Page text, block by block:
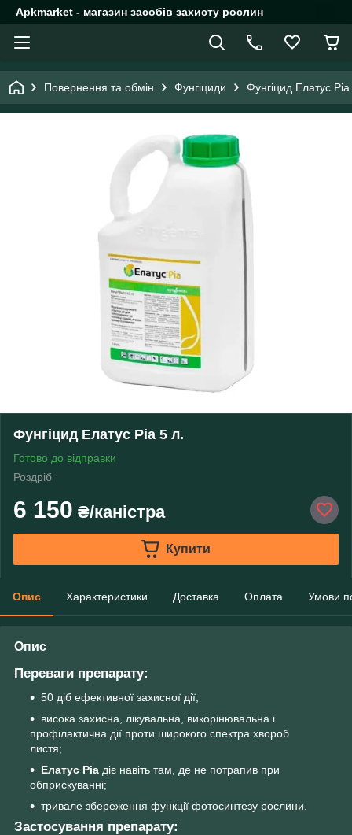
Apkmarket - магазин засобів захисту рослин
Повернення та обмін Фунгіциди Фунгіцид Елатус
Фунгіцид Елатус Ріа 5 л.
Готово до відправки
Роздріб
6 150 ₴/каністра
Купити
Опис Характеристики Доставка Оплата Умови
Опис
Переваги препарату:
50 діб ефективної захисної дії;
висока захисна, лікувальна, викорінювальна і
профілактична дії проти широкого спектра хвороб
листя;
Елатус Ріа діє навіть там, де не потрапив при
обприскуванні;
тривале збереження функції фотосинтезу рослини.
Застосування препарату: